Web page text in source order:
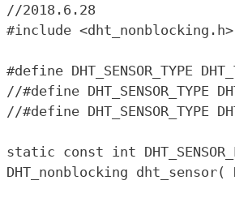
DHT_nonblocking, que contiene
DHT.zip, que contiene la librería
comunicarnos con el sensor.
En nuestro IDE de Arduino debemos